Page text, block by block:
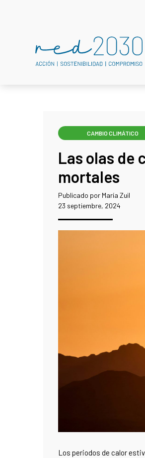
CAMBIO CLIMÁTICO
Las olas de
mortales
Publicado por María Zuil
23 septiembre, 2024
Los periodos de calor